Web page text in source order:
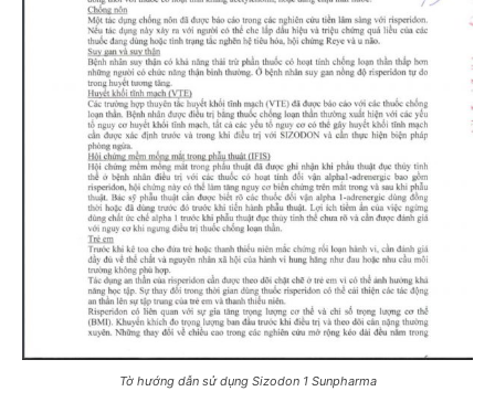
Tờ hướng dẫn sử dụng Sizodon 1 Sunpharma